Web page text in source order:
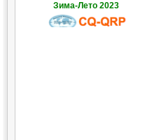
Зима-Лето 2023